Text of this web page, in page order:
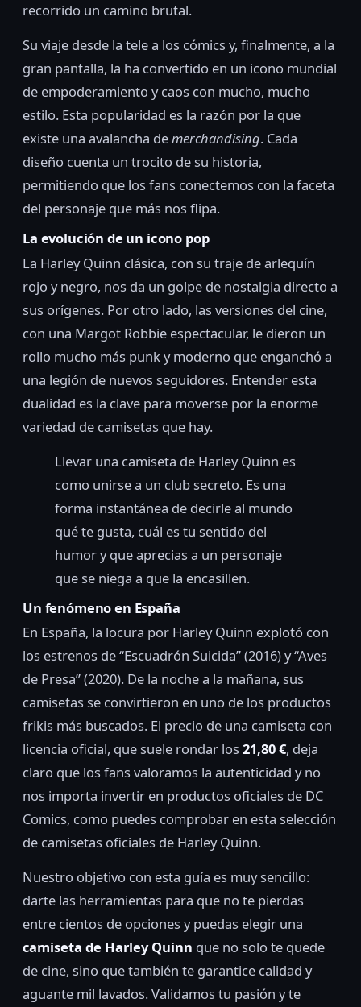
recorrido un camino brutal.
Su viaje desde la tele a los cómics y, finalmente, a la
gran pantalla, la ha convertido en un icono mundial
de empoderamiento y caos con mucho, mucho
estilo. Esta popularidad es la razón por la que
existe una avalancha demerchandising. Cada
diseño cuenta un trocito de su historia,
permitiendo que los fans conectemos con la faceta
del personaje que más nos flipa.
La evolución de un icono pop
La Harley Quinn clásica, con su traje de arlequín
rojo y negro, nos da un golpe de nostalgia directo a
sus orígenes. Por otro lado, las versiones del cine,
con una Margot Robbie espectacular, le dieron un
rollo mucho más punk y moderno que enganchó a
una legión de nuevos seguidores. Entender esta
dualidad es la clave para moverse por la enorme
variedad de camisetas que hay.
Llevar una camiseta de Harley Quinn es
como unirse a un club secreto. Es una
forma instantánea de decirle al mundo
qué te gusta, cuál es tu sentido del
humor y que aprecias a un personaje
que se niega a que la encasillen.
Un fenómeno en España
En España, la locura por Harley Quinn explotó con
los estrenos de “Escuadrón Suicida” (2016) y “Aves
de Presa” (2020). De la noche a la mañana, sus
camisetas se convirtieron en uno de los productos
frikis más buscados. El precio de una camiseta con
licencia oficial, que suele rondar los 21,80 €, deja
claro que los fans valoramos la autenticidad y no
nos importa invertir en productos oficiales de DC
Comics, como puedes comprobar en esta selección
de camisetas oficiales de Harley Quinn.
Nuestro objetivo con esta guía es muy sencillo:
darte las herramientas para que no te pierdas
entre cientos de opciones y puedas elegir una
camiseta de Harley Quinn que no solo te quede
de cine, sino que también te garantice calidad y
aguante mil lavados. Validamos tu pasión y te